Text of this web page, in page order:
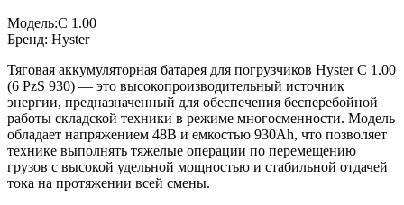
Модель:C 1.00
Бренд: Hyster
Тяговая аккумуляторная батарея для погрузчиков Hyster C 1.00
(6 PzS 930) — это высокопроизводительный источник
энергии, предназначенный для обеспечения бесперебойной
работы складской техники в режиме многосменности. Модель
обладает напряжением 48В и емкостью 930Ah, что позволяет
технике выполнять тяжелые операции по перемещению
грузов с высокой удельной мощностью и стабильной отдачей
тока на протяжении всей смены.